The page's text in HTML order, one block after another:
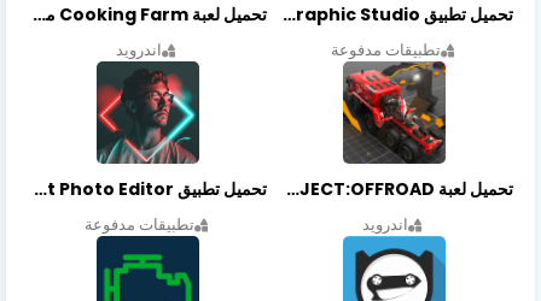
تحميل تطبيق Graphic Studio مهكر أخر إصدار
تطبيقات مدفوعة
تحميل لعبة Cooking Farm مهكرة أخر إصدار
اندرويد
تحميل لعبة PROJECT:OFFROAD مهكرة أخر إصدار
اندرويد
تحميل تطبيق NeonArt Photo Editor مهكر أخر إصدار
تطبيقات مدفوعة